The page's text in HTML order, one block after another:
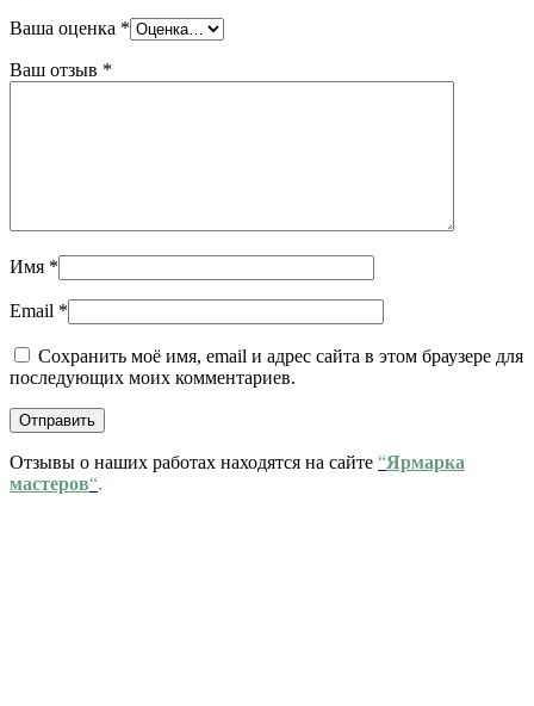
Ваша оценка *
Ваш отзыв *
Имя *
Email *
Сохранить моё имя, email и адрес сайта в этом браузере для
последующих моих комментариев.
Отзывы о наших работах находятся на сайте “Ярмарка
мастеров“.